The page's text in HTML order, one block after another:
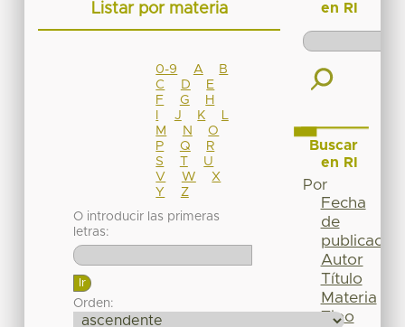
Listar por materia
0-9 A
B
C
D
E
F
G
H
J K
M
N
O
P
Q
R
S
T
U
V
W
X
Y
Z
O introducir las primeras
letras:
Orden:
en RI
Buscar
en RI
Por
Fecha
de
publicación
Autor
Título
Materia
Tipo